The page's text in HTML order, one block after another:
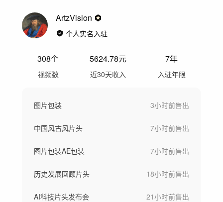
ArtzVision
个人实名入驻
308个
视频数
5624.78元
近30天收入
7年
入驻年限
图片包装 3小时前售出
中国风古风片头 7小时前售出
图片包装AE包装 7小时前售出
历史发展回顾片头 18小时前售出
AI科技片头发布会 21小时前售出